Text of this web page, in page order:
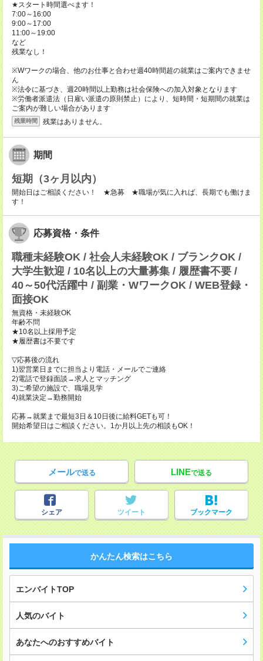
★スタート時間選べます！
7:00～16:00
9:00～17:00
11:00～19:00
など
残業なし！
※Wワークの場合、他のお仕事と合わせ週40時間超の就業はご案内できませ
ん
※法令に基づき、週20時間以上勤務は社会保険への加入対象となります
※労働者派遣法（日雇い派遣の原則禁止）により、短時間・短期間の就業は
ご案内が難しい場合があります
残業時間 残業はありません。
期間
短期（3ヶ月以内）
開始日はご相談ください！ ★急募 ★職場が気に入れば、長期でも働けま
す！
応募資格・条件
職種未経験OK / 社会人未経験OK / ブランクOK /
大学生歓迎 / 10名以上の大量募集 / 履歴書不要 /
40～50代活躍中 / 副業・WワークOK / WEB登録・
面接OK
無資格・未経験OK
年齢不問
★10名以上採用予定
★履歴書は不要です
▽応募後の流れ
1)翌営業日までに担当より電話・メールでご連絡
2)電話で登録面談→求人とマッチング
3)ご希望の施設で、職場見学
4)就業決定→勤務開始
応募→就業まで最短3日＆10日後に給料GETも可！
開始希望日はご相談ください。1か月以上先の相談もOK！
メールで送る LINEで送る
シェア ツイート ブックマーク
かんたん検索はこちら
エンバイトTOP
人気のバイト
あなたへのおすすめバイト